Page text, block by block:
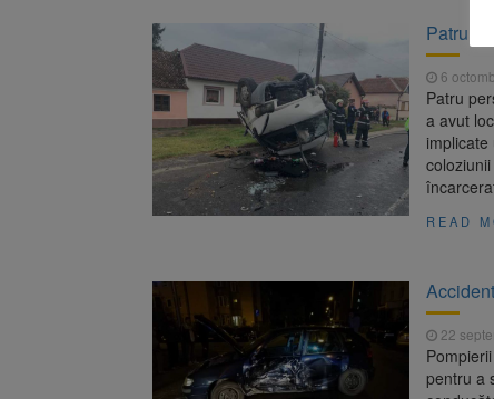
Patru
6
Patru
a avut
READ
22
pentru a